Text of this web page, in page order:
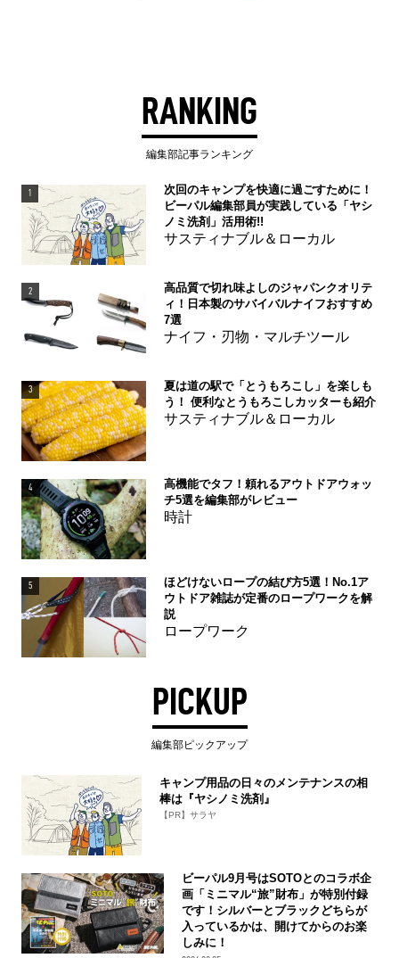
RANKING
編集部記事ランキング
1
次回のキャンプを快適に過ごすために！
ビーパル編集部員が実践している「ヤシ
ノミ洗剤」活用術!!
サスティナブル＆ローカル
2
高品質で切れ味よしのジャパンクオリテ
ィ！日本製のサバイバルナイフおすすめ
7選
ナイフ・刃物・マルチツール
3
夏は道の駅で「とうもろこし」を楽しも
う！ 便利なとうもろこしカッターも紹介
サスティナブル＆ローカル
4
高機能でタフ！頼れるアウトドアウォッ
チ5選を編集部がレビュー
時計
5
ほどけないロープの結び方5選！No.1ア
ウトドア雑誌が定番のロープワークを解
説
ロープワーク
PICKUP
編集部ピックアップ
キャンプ用品の日々のメンテナンスの相
棒は『ヤシノミ洗剤』
【PR】サラヤ
ビーパル9月号はSOTOとのコラボ企
画「ミニマル“旅”財布」が特別付録
です！シルバーとブラックどちらが
入っているかは、開けてからのお楽
しみに！